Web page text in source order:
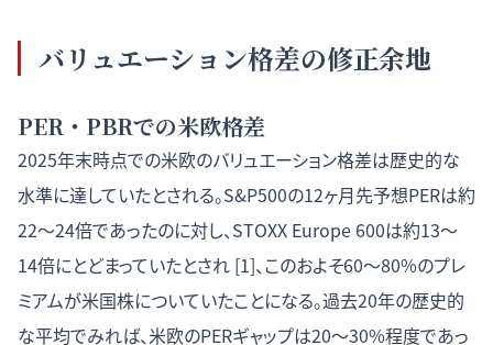
バリュエーション格差の修正余地
PER・PBRでの米欧格差
2025年末時点での米欧のバリュエーション格差は歴史的な
水準に達していたとされる。S&P500の12ヶ月先予想PERは約
22〜24倍であったのに対し、STOXX Europe 600は約13〜
14倍にとどまっていたとされ [1]、このおよそ60〜80%のプレ
ミアムが米国株についていたことになる。過去20年の歴史的
な平均でみれば、米欧のPERギャップは20〜30%程度であっ